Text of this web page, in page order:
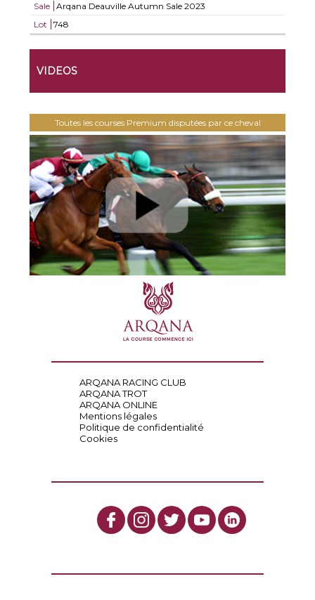
Sale
Arqana Deauville Autumn Sale 2023
Lot
748
VIDEOS
Toutes les courses Premium disputées par ce cheval
ARQANA RACING CLUB
ARQANA TROT
ARQANA ONLINE
Mentions légales
Politique de confidentialité
Cookies